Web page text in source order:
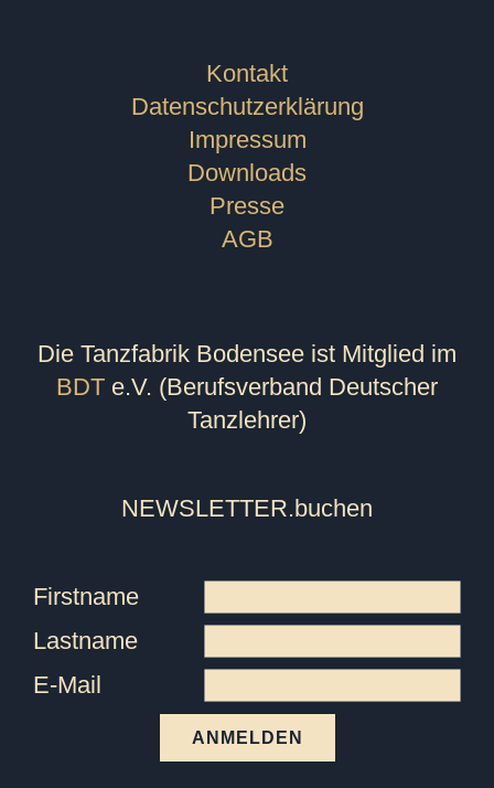
Kontakt
Datenschutzerklärung
Impressum
Downloads
Presse
AGB
Die Tanzfabrik Bodensee ist Mitglied im
BDT e.V. (Berufsverband Deutscher
Tanzlehrer)
NEWSLETTER.buchen
Firstname
Lastname
E-Mail
ANMELDEN